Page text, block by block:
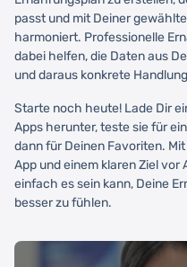
passt und mit Deiner
harmoniert. Professionelle
dabei helfen, die Daten aus
und daraus konkrete
Starte noch heute! Lade Dir
Apps herunter, teste sie für
dann für Deinen Favoriten.
App und einem klaren Ziel
einfach es sein kann, Deine
besser zu fühlen.